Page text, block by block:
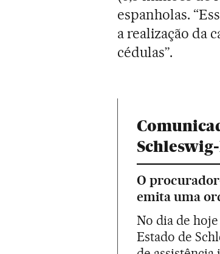
espanholas.
a realização da
cédulas”.
O
emita uma
No dia de
Estado de